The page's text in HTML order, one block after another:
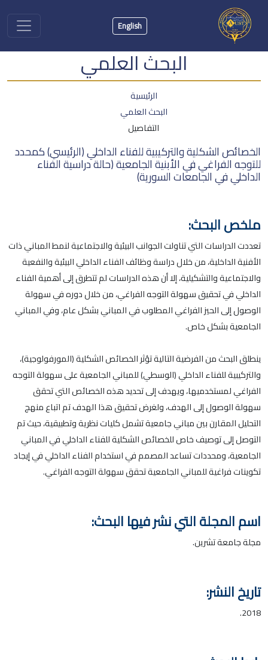
English
البحث العلمي
الرئيسية
البحث العلمي
التفاصيل
الخصائص الشكلية والتركيبية للفناء الداخلي (الرئيسي) كمحدد
للتوجه الفراغي في الأبنية الجامعية (حالة دراسية الفناء
الداخلي في الجامعات السورية)
ملخص البحث:
تعددت الدراسات التي تناولت الجوانب البيئية والاجتماعية لنمط المباني ذات
الأفنية الداخلية، من خلال دراسة وظائف الفناء الداخلي البيئية والنفعية
والاجتماعية والتشكيلية، إلا أن هذه الدراسات لم تتطرق إلى أهمية الفناء
الداخلي في تحقيق سهولة التوجه الفراغي، من خلال دوره في سهولة
الوصول إلى الحيز الفراغي المطلوب في المباني بشكل عام، وفي المباني
الجامعية بشكل خاص.
ينطلق البحث من الفرضية التالية تؤثر الخصائص الشكلية (المورفولوجية)،
والتركيبية للفناء الداخلي (الوسطي) للمباني الجامعية على سهولة التوجه
الفراغي لمستخدميها، ويهدف إلى تحديد هذه الخصائص التي تحقق
سهولة الوصول إلى الهدف، ولغرض تحقيق هذا الهدف تم اتباع منهج
التحليل المقارن بين مباني جامعية تشمل كليات نظرية وتطبيقية، حيث تم
التوصل إلى توصيف خاص للخصائص الشكلية للفناء الداخلي في المباني
الجامعية، ومحددات تساعد المصمم في استخدام الفناء الداخلي في إيجاد
تكوينات فراغية للمباني الجامعية تحقق سهولة التوجه الفراغي.
اسم المجلة التي نشر فيها البحث:
مجلة جامعة تشرين.
تاريخ النشر:
2018.